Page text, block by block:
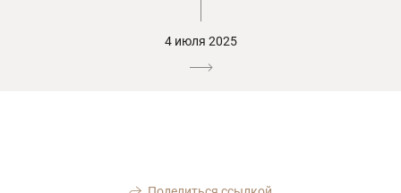
4 июля 2025